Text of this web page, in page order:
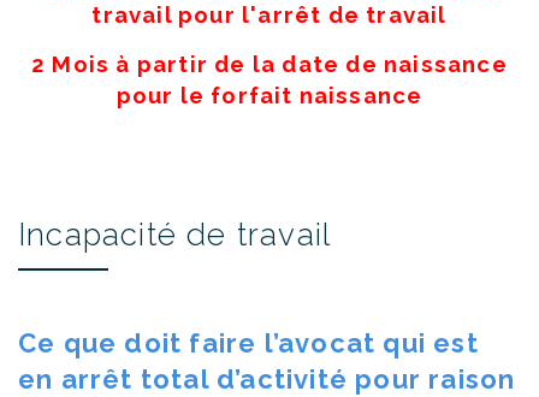
travail pour l'arrêt de travail
2 Mois à partir de la date de naissance
pour le forfait naissance
Incapacité de travail
Ce que doit faire l’avocat qui est
en arrêt total d’activité pour raison